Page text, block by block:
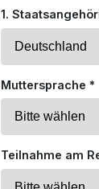
1.
Muttersprache *
Teilnahme am